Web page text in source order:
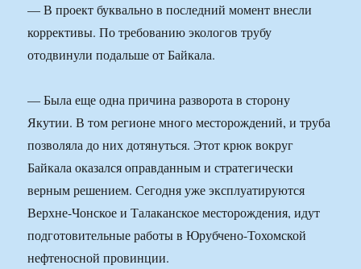
— В проект буквально в последний момент внесли
коррективы. По требованию экологов трубу
отодвинули подальше от Байкала.
— Была еще одна причина разворота в сторону
Якутии. В том регионе много месторождений, и труба
позволяла до них дотянуться. Этот крюк вокруг
Байкала оказался оправданным и стратегически
верным решением. Сегодня уже эксплуатируются
Верхне-Чонское и Талаканское месторождения, идут
подготовительные работы в Юрубчено-Тохомской
нефтеносной провинции.